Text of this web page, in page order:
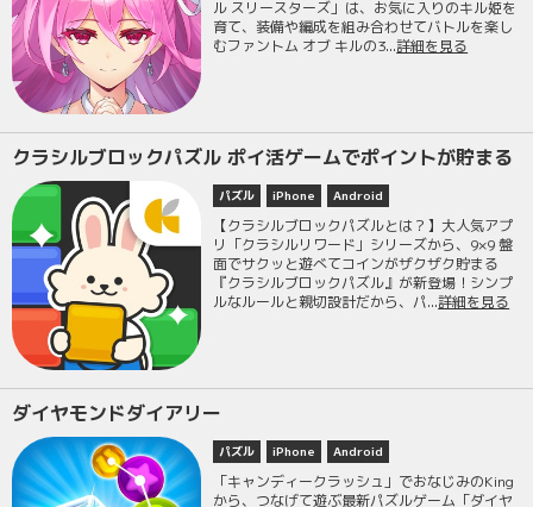
ル スリースターズ」は、お気に入りのキル姫を
育て、装備や編成を組み合わせてバトルを楽し
むファントム オブ キルの3...詳細を見る
クラシルブロックパズル ポイ活ゲームでポイントが貯まる
パズル iPhone Android
【クラシルブロックパズルとは？】大人気アプ
リ「クラシルリワード」シリーズから、9×9 盤
面でサクッと遊べてコインがザクザク貯まる
『クラシルブロックパズル』が新登場！シンプ
ルなルールと親切設計だから、パ...詳細を見る
ダイヤモンドダイアリー
パズル iPhone Android
「キャンディークラッシュ」でおなじみのKing
から、つなげて遊ぶ最新パズルゲーム「ダイヤ